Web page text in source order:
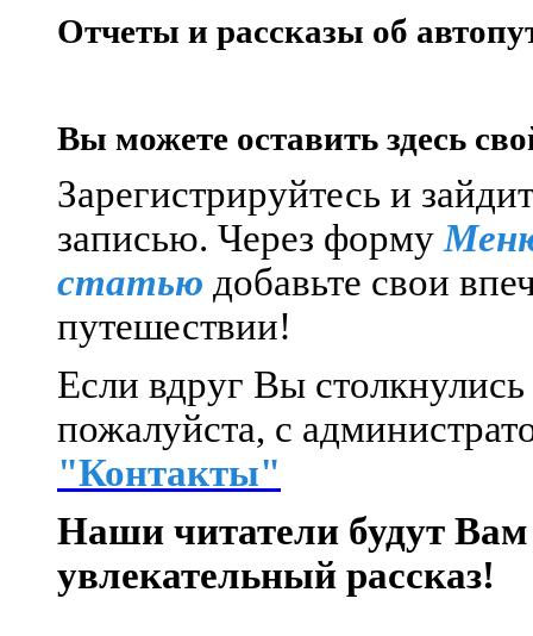
Отчеты и рассказы об
Вы можете оставить здесь
Зарегистрируйтесь и
записью. Через форму
статью добавьте свои
путешествии!
Если вдруг Вы
пожалуйста, с
"Контакты"
Наши читатели будут
увлекательный рассказ!